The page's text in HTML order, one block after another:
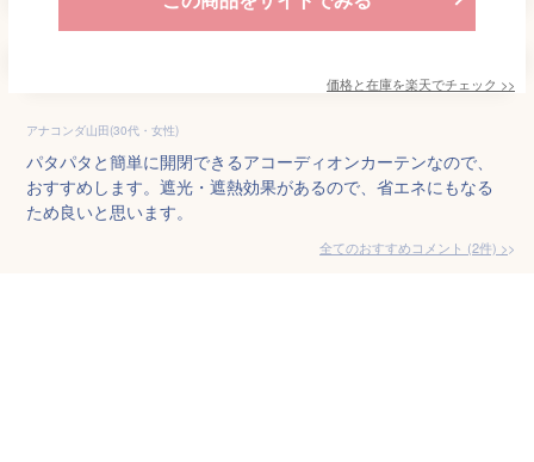
価格と在庫を楽天でチェック >>
アナコンダ山田(30代・女性)
パタパタと簡単に開閉できるアコーディオンカーテンなので、
おすすめします。遮光・遮熱効果があるので、省エネにもなる
ため良いと思います。
全てのおすすめコメント (2件) >